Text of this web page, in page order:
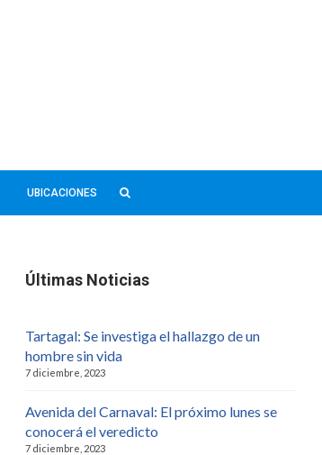
UBICACIONES
Últimas Noticias
Tartagal: Se investiga el hallazgo de un
hombre sin vida
7 diciembre, 2023
Avenida del Carnaval: El próximo lunes se
conocerá el veredicto
7 diciembre, 2023